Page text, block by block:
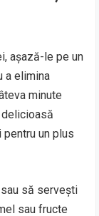
așază-le pe un
a elimina
minute
un plus
să servești
sau fructe